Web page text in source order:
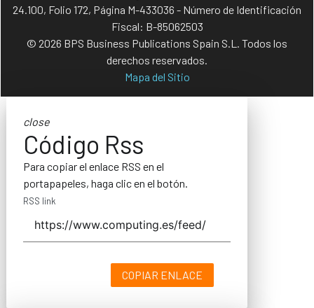
24.100, Folio 172, Página M-433036 - Número de Identificación
Fiscal: B-85062503
© 2026 BPS Business Publications Spain S.L. Todos los
derechos reservados.
Mapa del Sitio
close
Código Rss
Para copiar el enlace RSS en el
portapapeles, haga clic en el botón.
RSS link
COPIAR ENLACE